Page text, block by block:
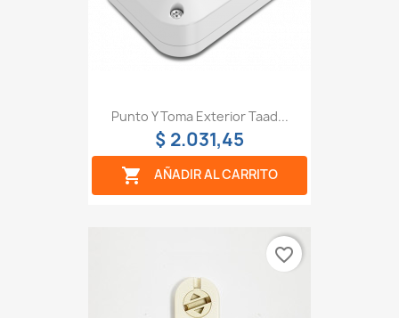
Punto Y Toma Exterior Taad...
$ 2.031,45
 AÑADIR AL CARRITO
favorite_border